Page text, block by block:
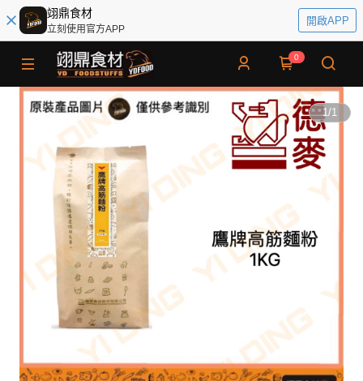
翊鼎食材
立刻使用官方APP
開啟APP
0
1/1